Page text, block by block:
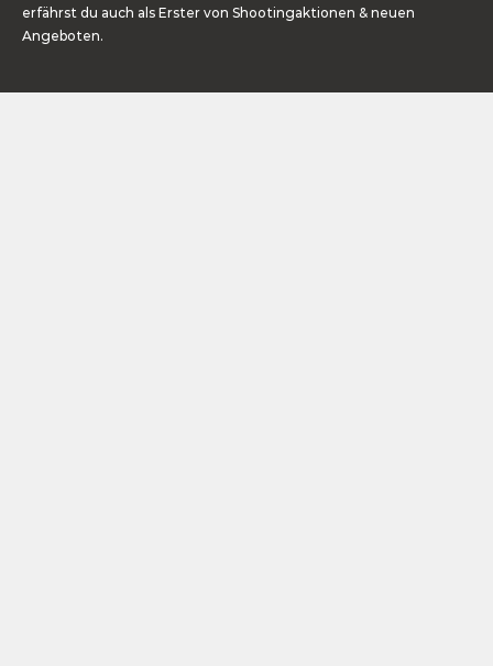
erfährst du auch als Erster von Shootingaktionen & neuen
Angeboten.